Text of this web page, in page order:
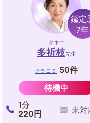
鑑定
7年
タキエ
多祈枝先生
クチコミ
50件
待機中
1分
220円
未対